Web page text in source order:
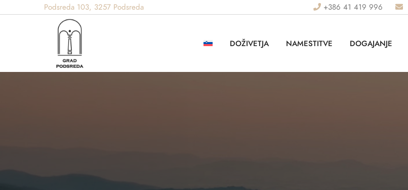
Podsreda 103, 3257 Podsreda +386 41 419 996
DOŽIVETJA NAMESTITVE DOGAJANJE